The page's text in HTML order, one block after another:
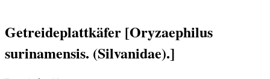
Getreideplattkäfer [Oryzaephilus
surinamensis. (Silvanidae).]